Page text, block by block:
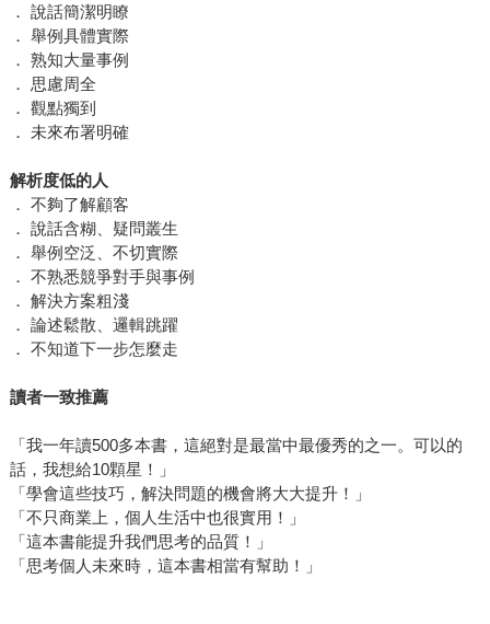
． 說話簡潔明瞭
． 舉例具體實際
． 熟知大量事例
． 思慮周全
． 觀點獨到
． 未來布署明確
解析度低的人
． 不夠了解顧客
． 說話含糊、疑問叢生
． 舉例空泛、不切實際
． 不熟悉競爭對手與事例
． 解決方案粗淺
． 論述鬆散、邏輯跳躍
． 不知道下一步怎麼走
讀者一致推薦
「我一年讀500多本書，這絕對是最當中最優秀的之一。可以的
話，我想給10顆星！」
「學會這些技巧，解決問題的機會將大大提升！」
「不只商業上，個人生活中也很實用！」
「這本書能提升我們思考的品質！」
「思考個人未來時，這本書相當有幫助！」